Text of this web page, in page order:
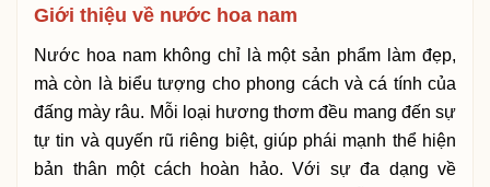
Giới thiệu về nước hoa nam
Nước hoa nam không chỉ là một sản phẩm làm đẹp,
mà còn là biểu tượng cho phong cách và cá tính của
đấng mày râu. Mỗi loại hương thơm đều mang đến sự
tự tin và quyến rũ riêng biệt, giúp phái mạnh thể hiện
bản thân một cách hoàn hảo. Với sự đa dạng về